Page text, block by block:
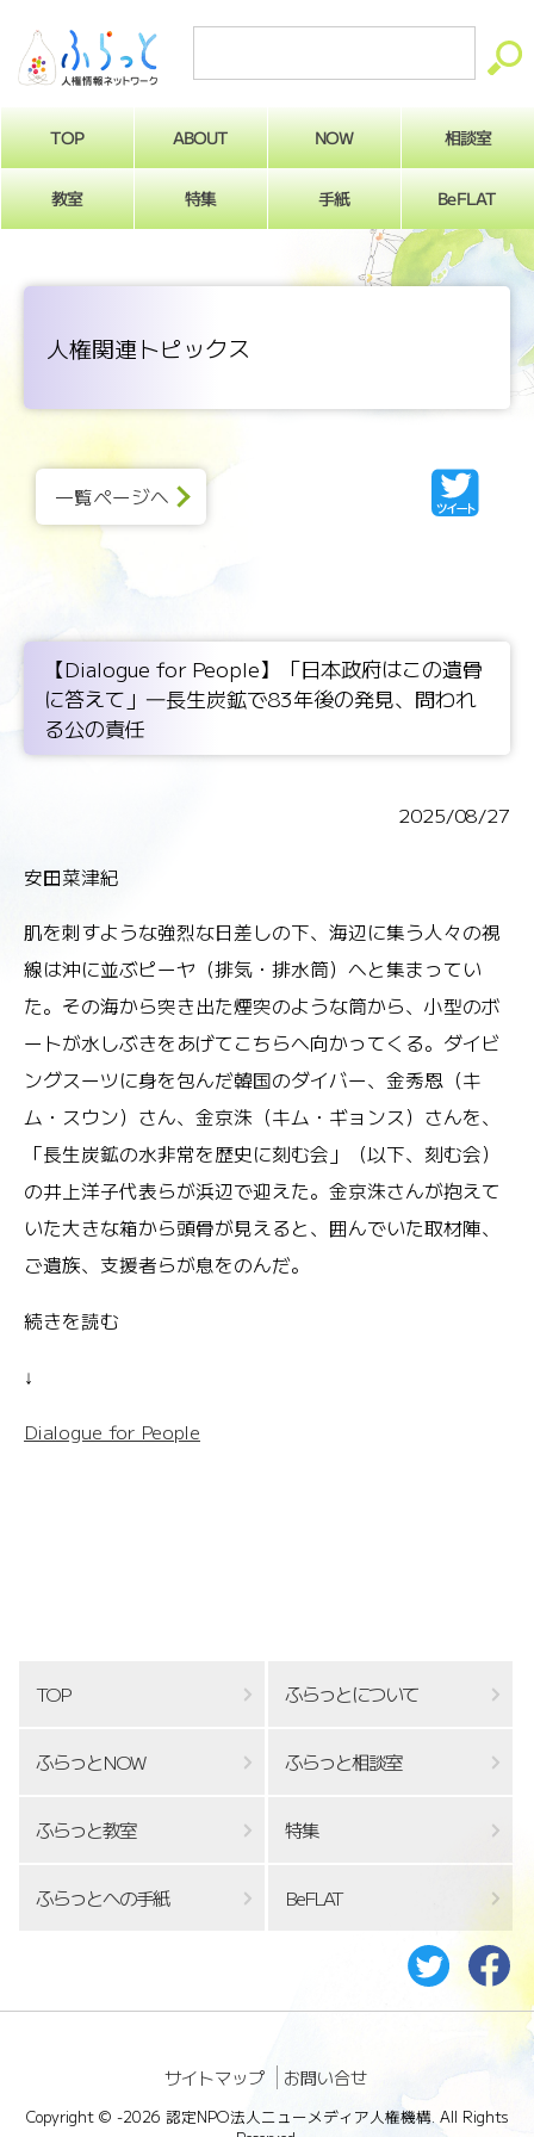
TOP ABOUT NOW 相談室
教室 特集 手紙 BeFLAT
人権関連トピックス
一覧ページへ
【Dialogue for People】「日本政府はこの遺骨
に答えて」―長生炭鉱で83年後の発見、問われ
る公の責任
2025/08/27
安田菜津紀
肌を刺すような強烈な日差しの下、海辺に集う人々の視
線は沖に並ぶピーヤ（排気・排水筒）へと集まってい
た。その海から突き出た煙突のような筒から、小型のボ
ートが水しぶきをあげてこちらへ向かってくる。ダイビ
ングスーツに身を包んだ韓国のダイバー、金秀恩（キ
ム・スウン）さん、金京洙（キム・ギョンス）さんを、
「長生炭鉱の水非常を歴史に刻む会」（以下、刻む会）
の井上洋子代表らが浜辺で迎えた。金京洙さんが抱えて
いた大きな箱から頭骨が見えると、囲んでいた取材陣、
ご遺族、支援者らが息をのんだ。
続きを読む
↓
Dialogue for People
TOP ふらっとについて
ふらっとNOW ふらっと相談室
ふらっと教室 特集
ふらっとへの手紙 BeFLAT
サイトマップ お問い合せ
Copyright © -2026 認定NPO法人ニューメディア人権機構. All Rights